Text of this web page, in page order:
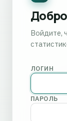
Войдите,
ЛОГИН
ПАРОЛЬ